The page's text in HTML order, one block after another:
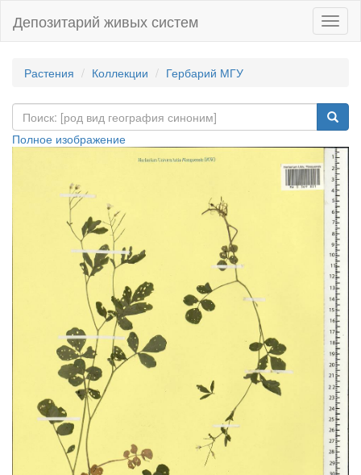
Депозитарий живых систем
Растения Коллекции Гербарий МГУ
Полное изображение